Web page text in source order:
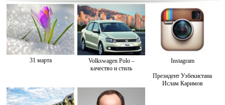
31 марта
Volkswagen Polo –
качество и стиль
Instagram
Президент Узбекистана
Ислам Каримов